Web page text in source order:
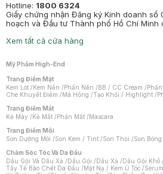
Hotline: 1800 6324
Giấy chứng nhận Đăng ký Kinh doanh số
hoạch và Đầu tư Thành phố Hồ Chí Minh
Xem tất cả cửa hàng
Mỹ Phẩm High-End
Trang Điểm Mặt
Kem Lót /Kem Nền /Phấn Nền /BB / CC Cream /
Che Khuyết Điểm /Má Hồng /Tạo Khối / Highlight /
Trang Điểm Mắt
Kẻ Mày /Kẻ Mắt /Phấn Mắt /Mascara
Trang Điểm Môi
Son Dưỡng Môi /Son Kem / Tint /Son Thỏi /Son Bóng
Chăm Sóc Tóc Và Da Đầu
Dầu Gội Và Dầu Xả /Dầu Gội /Dầu Xả /Dầu Gội Khô /
Tẩy Tế Bào Chết Da Đầu /Mặt Nạ / Kem Ủ Tóc /